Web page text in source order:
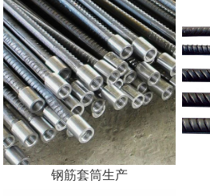
钢筋套筒生产